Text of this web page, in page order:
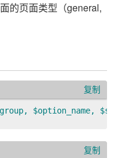
的页面类型（general,
$option_name,
复制
复制